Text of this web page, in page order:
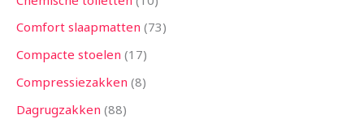
Comfort slaapmatten 73
Compacte stoelen 17
Compressiezakken 8
Dagrugzakken 88